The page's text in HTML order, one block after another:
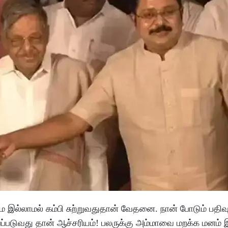
இல்லாமல் கம்பி சுற்றுவதுதான் வேதனை. நான் போடும்
தான் ஆச்சரியம்! பலருக்கு அம்மாவை மறக்க